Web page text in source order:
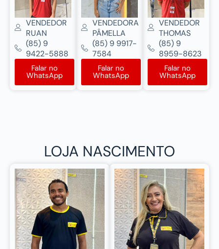
VENDEDOR
RUAN
(85) 9
9422-5888
Falar no
WhatsApp
VENDEDORA
PÂMELLA
(85) 9 9917-
7584
Falar no
WhatsApp
VENDEDOR
THOMAS
(85) 9
8959-8623
Falar no
WhatsApp
LOJA NASCIMENTO